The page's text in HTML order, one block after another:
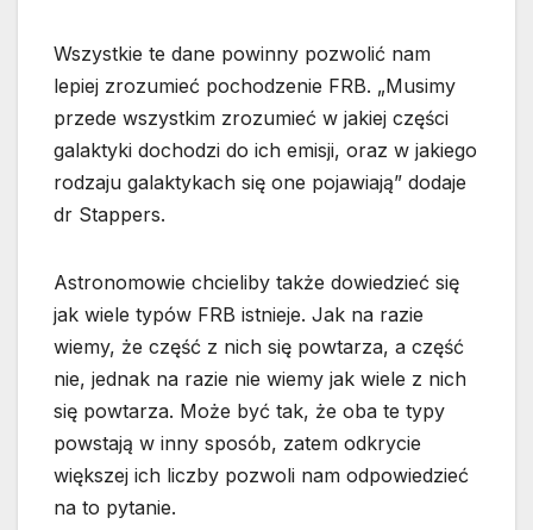
Wszystkie te dane powinny pozwolić nam
lepiej zrozumieć pochodzenie FRB. „Musimy
przede wszystkim zrozumieć w jakiej części
galaktyki dochodzi do ich emisji, oraz w jakiego
rodzaju galaktykach się one pojawiają” dodaje
dr Stappers.
Astronomowie chcieliby także dowiedzieć się
jak wiele typów FRB istnieje. Jak na razie
wiemy, że część z nich się powtarza, a część
nie, jednak na razie nie wiemy jak wiele z nich
się powtarza. Może być tak, że oba te typy
powstają w inny sposób, zatem odkrycie
większej ich liczby pozwoli nam odpowiedzieć
na to pytanie.